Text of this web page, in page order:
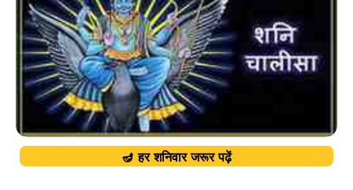
🪔 हर शनिवार जरूर पढ़ें